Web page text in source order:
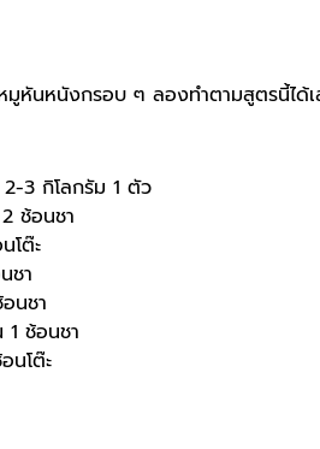
มูหันหนังกรอบ ๆ ลองทำตามสูตรนี้ไ
3 กิโลกรัม 1 ตัว
ช้อนชา
โต๊ะ
ชา
นชา
1 ช้อนชา
นโต๊ะ